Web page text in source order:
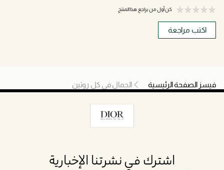
كن أول من يراجع هذا المنتج
اكتب مراجعة
فيسز الصفحة الرئيسية الجمال في كل روتين
اشترك في نشرتنا الإخبارية